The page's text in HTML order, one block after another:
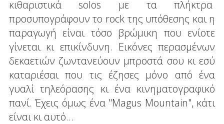
κιθαριστικά solos με τα πλήκτρα
προσυπογράφουν το rock της υπόθεσης και η
παραγωγή είναι τόσο βρώμικη που ενίοτε
γίνεται κι επικίνδυνη. Εικόνες περασμένων
δεκαετιών ζωντανεύουν μπροστά σου κι εσύ
καταριέσαι που τις έζησες μόνο από ένα
γυαλί τηλεόρασης κι ένα κινηματογραφικό
πανί. Έχεις όμως ένα "Magus Mountain", κάτι
είναι κι αυτό...